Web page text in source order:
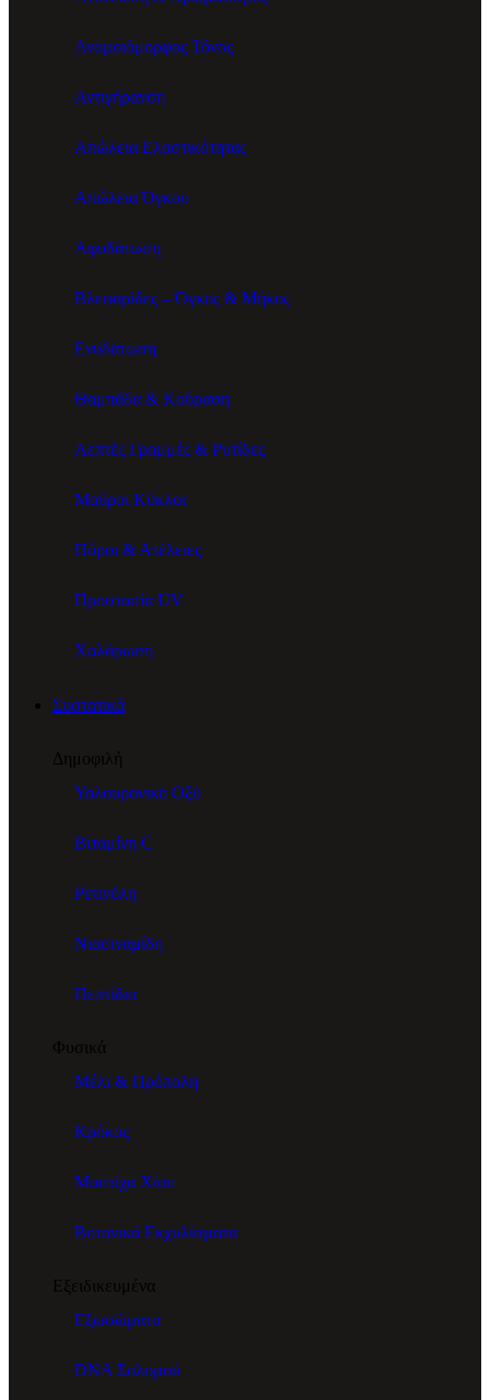
Ανομοιόμορφος Τόνος
Αντιγήρανση
Απώλεια Ελαστικότητας
Απώλεια Όγκου
Αφυδάτωση
Βλεφαρίδες – Όγκος & Μήκος
Ενυδάτωση
Θαμπάδα & Κούραση
Λεπτές Γραμμές & Ρυτίδες
Μαύροι Κύκλοι
Πόροι & Ατέλειες
Προστασία UV
Χαλάρωση
Συστατικά
Δημοφιλή
Υαλουρονικό Οξύ
Βιταμίνη C
Ρετινόλη
Νιασιναμίδη
Πεπτίδια
Φυσικά
Μέλι & Πρόπολη
Κρόκος
Μαστίχα Χίου
Βοτανικά Εκχυλίσματα
Εξειδικευμένα
Εξωσώματα
DNA Σολομού